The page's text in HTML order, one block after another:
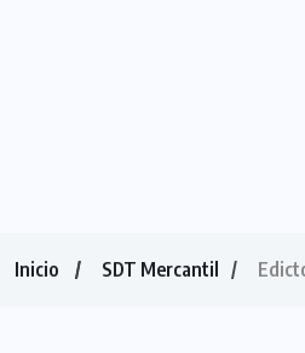
Inicio SDT Mercantil